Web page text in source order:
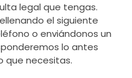
legal que tengas.
el siguiente
o enviándonos un
lo antes
que necesitas.